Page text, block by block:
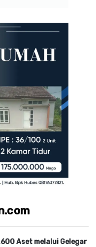
Aset melalui Gelegar